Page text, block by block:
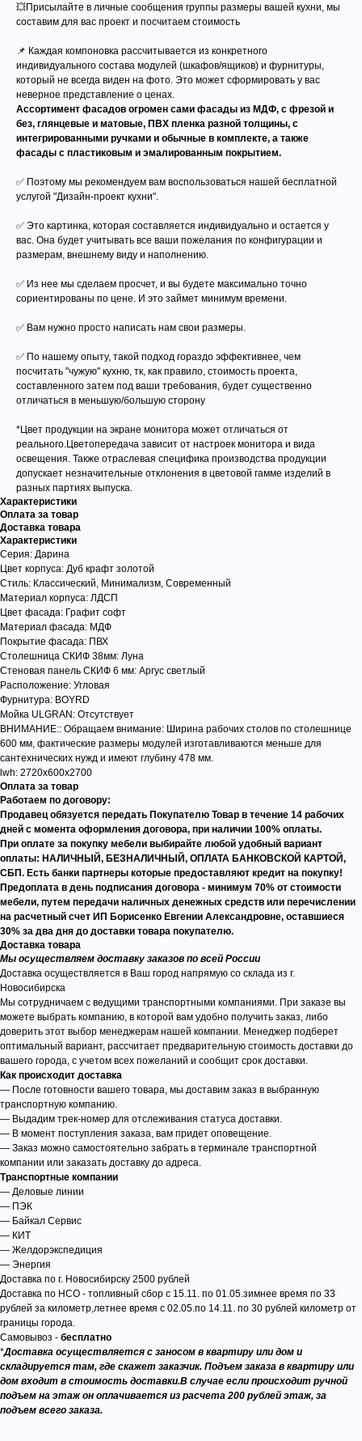
💥Присылайте в личные сообщения группы размеры вашей кухни, мы
составим для вас проект и посчитаем стоимость
📌 Каждая компоновка рассчитывается из конкретного
индивидуального состава модулей (шкафов/ящиков) и фурнитуры,
который не всегда виден на фото. Это может сформировать у вас
неверное представление о ценах.
Ассортимент фасадов огромен сами фасады из МДФ, с фрезой и
без, глянцевые и матовые, ПВХ пленка разной толщины, с
интегрированными ручками и обычные в комплекте, а также
фасады с пластиковым и эмалированным покрытием.
✅ Поэтому мы рекомендуем вам воспользоваться нашей бесплатной
услугой "Дизайн-проект кухни".
✅ Это картинка, которая составляется индивидуально и остается у
вас. Она будет учитывать все ваши пожелания по конфигурации и
размерам, внешнему виду и наполнению.
✅ Из нее мы сделаем просчет, и вы будете максимально точно
сориентированы по цене. И это займет минимум времени.
✅ Вам нужно просто написать нам свои размеры.
✅ По нашему опыту, такой подход гораздо эффективнее, чем
посчитать "чужую" кухню, тк, как правило, стоимость проекта,
составленного затем под ваши требования, будет существенно
отличаться в меньшую/большую сторону
*Цвет продукции на экране монитора может отличаться от
реального.Цветопередача зависит от настроек монитора и вида
освещения. Также отраслевая специфика производства продукции
допускает незначительные отклонения в цветовой гамме изделий в
разных партиях выпуска.
Характеристики
Оплата за товар
Доставка товара
Характеристики
Серия: Дарина
Цвет корпуса: Дуб крафт золотой
Стиль: Классический, Минимализм, Современный
Материал корпуса: ЛДСП
Цвет фасада: Графит софт
Материал фасада: МДФ
Покрытие фасада: ПВХ
Столешница СКИФ 38мм: Луна
Стеновая панель СКИФ 6 мм: Аргус светлый
Расположение: Угловая
Фурнитура: BOYRD
Мойка ULGRAN: Отсутствует
ВНИМАНИЕ:: Обращаем внимание: Ширина рабочих столов по столешнице
600 мм, фактические размеры модулей изготавливаются меньше для
сантехнических нужд и имеют глубину 478 мм.
lwh: 2720x600x2700
Оплата за товар
Работаем по договору:
Продавец обязуется передать Покупателю Товар в течение 14 рабочих
дней с момента оформления договора, при наличии 100% оплаты.
При оплате за покупку мебели выбирайте любой удобный вариант
оплаты: НАЛИЧНЫЙ, БЕЗНАЛИЧНЫЙ, ОПЛАТА БАНКОВСКОЙ КАРТОЙ,
СБП. Есть банки партнеры которые предоставляют кредит на покупку!
Предоплата в день подписания договора - минимум 70% от стоимости
мебели, путем передачи наличных денежных средств или перечислении
на расчетный счет ИП Борисенко Евгении Александровне, оставшиеся
30% за два дня до доставки товара покупателю.
Доставка товара
Мы осуществляем доставку заказов по всей России
Доставка осуществляется в Ваш город напрямую со склада из г.
Новосибирска
Мы сотрудничаем с ведущими транспортными компаниями. При заказе вы
можете выбрать компанию, в которой вам удобно получить заказ, либо
доверить этот выбор менеджерам нашей компании. Менеджер подберет
оптимальный вариант, рассчитает предварительную стоимость доставки до
вашего города, с учетом всех пожеланий и сообщит срок доставки.
Как происходит доставка
— После готовности вашего товара, мы доставим заказ в выбранную
транспортную компанию.
— Выдадим трек-номер для отслеживания статуса доставки.
— В момент поступления заказа, вам придет оповещение.
— Заказ можно самостоятельно забрать в терминале транспортной
компании или заказать доставку до адреса.
Транспортные компании
— Деловые линии
— ПЭК
— Байкал Сервис
— КИТ
— Желдорэкспедиция
— Энергия
Доставка по г. Новосибирску 2500 рублей
Доставка по НСО - топливный сбор с 15.11. по 01.05.зимнее время по 33
рублей за километр,летнее время с 02.05.по 14.11. по 30 рублей километр от
границы города.
Самовывоз - бесплатно
*Доставка осуществляется с заносом в квартиру или дом и
складируется там, где скажет заказчик. Подъем заказа в квартиру или
дом входит в стоимость доставки.В случае если происходит ручной
подъем на этаж он оплачивается из расчета 200 рублей этаж, за
подъем всего заказа.